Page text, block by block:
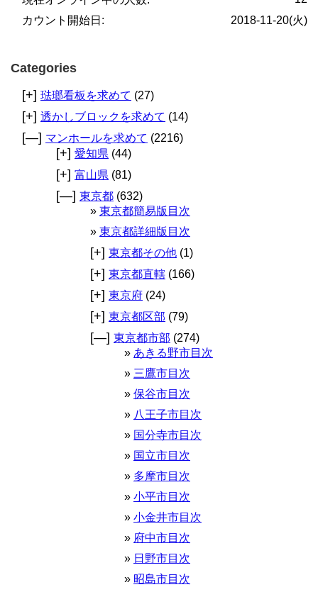
2018-11-20(火)
カウント開始日:
Categories
[+] 琺瑯看板を求めて (27)
[+] 透かしブロックを求めて (14)
[—] マンホールを求めて (2216)
[+] 愛知県 (44)
[+] 富山県 (81)
[—] 東京都 (632)
東京都簡易版目次
東京都詳細版目次
[+] 東京都その他 (1)
[+] 東京都直轄 (166)
[+] 東京府 (24)
[+] 東京都区部 (79)
[—] 東京都市部 (274)
あきる野市目次
三鷹市目次
保谷市目次
八王子市目次
国分寺市目次
国立市目次
多摩市目次
小平市目次
小金井市目次
府中市目次
日野市目次
昭島市目次